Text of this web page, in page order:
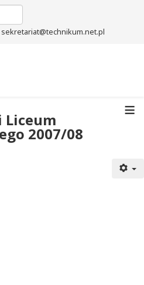
sekretariat@technikum.net.pl
≡
Liceum
2007/08